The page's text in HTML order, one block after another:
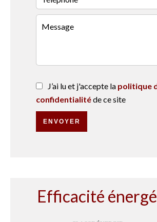
J’ai lu et j'accepte la politique
confidentialitéde ce site
ENVOYER
Efficacité